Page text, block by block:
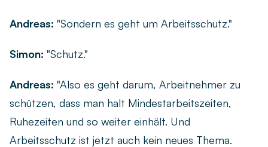
Andreas: "Sondern es geht um Arbeitsschutz."
Simon: "Schutz."
Andreas: "Also es geht darum, Arbeitnehmer zu
schützen, dass man halt Mindestarbeitszeiten,
Ruhezeiten und so weiter einhält. Und
Arbeitsschutz ist jetzt auch kein neues Thema.